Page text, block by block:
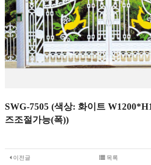
SWG-7505 (색상: 화이트
즈조절가능(폭))
이전글 목록